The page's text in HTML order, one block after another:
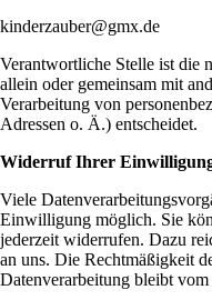
kinderzauber@gmx.de
Verantwortliche Stelle ist die
allein oder gemeinsam mit
Verarbeitung von
Adressen o. Ä.) entscheidet.
Widerruf Ihrer
Viele
Einwilligung möglich. Sie
jederzeit widerrufen. Dazu
an uns. Die Rechtmäßigkeit
Datenverarbeitung bleibt